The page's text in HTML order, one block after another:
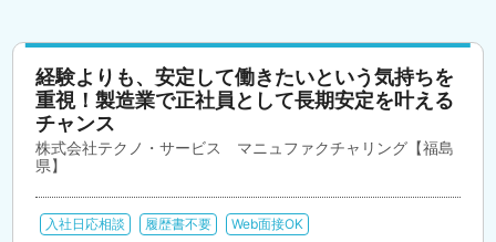
経験よりも、安定して働きたいという気持ちを
重視！製造業で正社員として長期安定を叶える
チャンス
株式会社テクノ・サービス マニュファクチャリング【福島
県】
入社日応相談 履歴書不要
Web面接OK